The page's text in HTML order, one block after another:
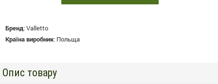
Бренд:Valletto
Країна виробник: Польща
Опис товару